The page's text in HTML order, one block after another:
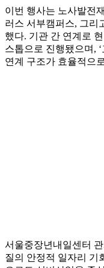
이번 행사는 노사발전
러스 서부캠퍼스, 그리
했다. 기관 간 연계로
스톱으로 진행됐으며,
연계 구조가 효율적으
서울중장년내일센터
질의 안정적 일자리 기